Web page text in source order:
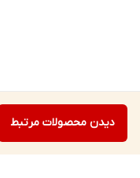
دیدن محصولات مرتبط